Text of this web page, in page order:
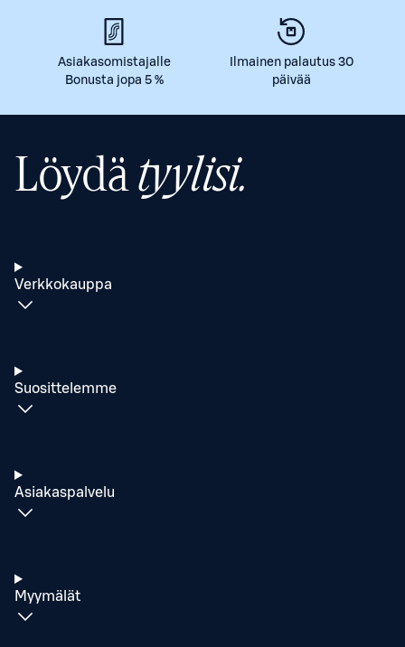
Asiakasomistajalle
Bonusta jopa 5 %
Ilmainen palautus 30
päivää
Löydätyylisi.
Verkkokauppa
Suosittelemme
Asiakaspalvelu
Myymälät